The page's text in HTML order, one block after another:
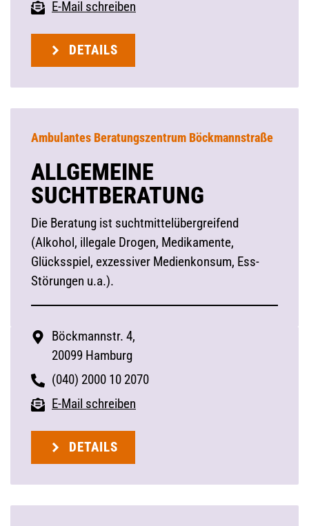
E-Mail schreiben
DETAILS
Ambulantes Beratungszentrum Böckmannstraße
ALLGEMEINE
SUCHTBERATUNG
Die Beratung ist suchtmittelübergreifend
(Alkohol, illegale Drogen, Medikamente,
Glücksspiel, exzessiver Medienkonsum, Ess-
Störungen u.a.).
Böckmannstr. 4,
20099 Hamburg
(040) 2000 10 2070
E-Mail schreiben
DETAILS